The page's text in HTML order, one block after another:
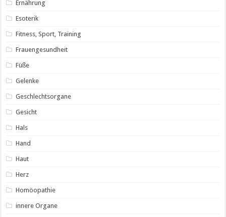
Ernährung
Esoterik
Fitness, Sport, Training
Frauengesundheit
Füße
Gelenke
Geschlechtsorgane
Gesicht
Hals
Hand
Haut
Herz
Homöopathie
innere Organe